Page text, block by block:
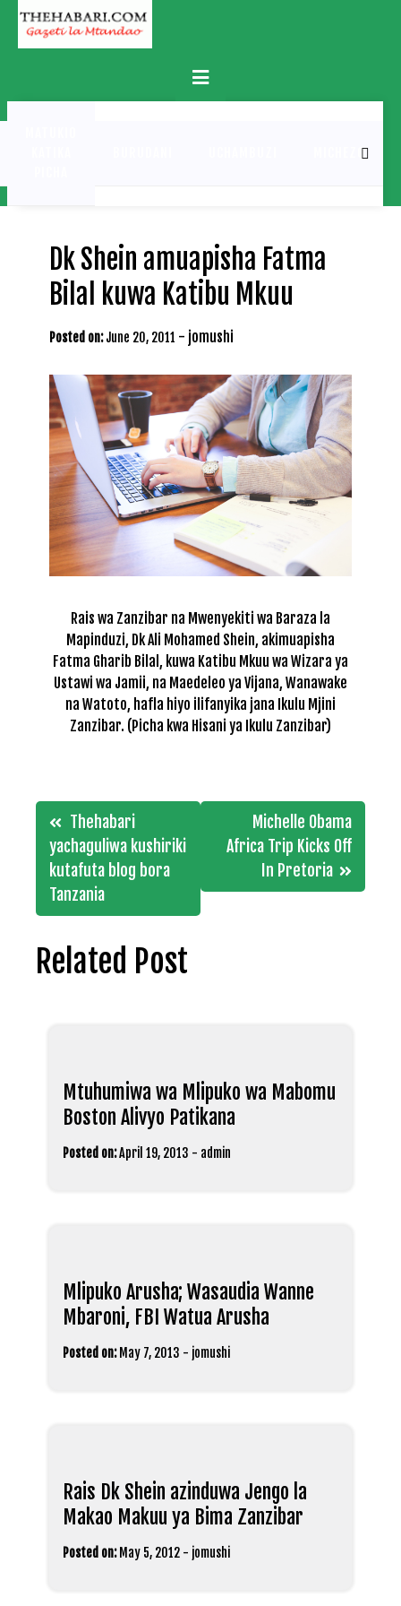
Skip
content
Primary
Menu
MICHEZO
Dk Shein amuapisha Fatma
Bilal kuwa Katibu Mkuu
Posted on: June 20, 2011 - jomushi
Rais wa Zanzibar na Mwenyekiti wa Baraza la
Mapinduzi, Dk Ali Mohamed Shein, akimuapisha
Fatma Gharib Bilal, kuwa Katibu Mkuu wa Wizara ya
Ustawi wa Jamii, na Maedeleo ya Vijana, Wanawake
na Watoto, hafla hiyo ilifanyika jana Ikulu Mjini
Zanzibar. (Picha kwa Hisani ya Ikulu Zanzibar)
Post
navigation
Thehabari
yachaguliwa kushiriki
kutafuta blog bora
Tanzania
Michelle Obama
Africa Trip Kicks Off
In Pretoria
Related Post
Mtuhumiwa wa Mlipuko wa Mabomu
Boston Alivyo Patikana
Posted on:April 19, 2013 - admin
Mlipuko Arusha; Wasaudia Wanne
Mbaroni, FBI Watua Arusha
Posted on: May 7, 2013 - jomushi
Rais Dk Shein azinduwa Jengo la
Makao Makuu ya Bima Zanzibar
Posted on: May 5, 2012 - jomushi